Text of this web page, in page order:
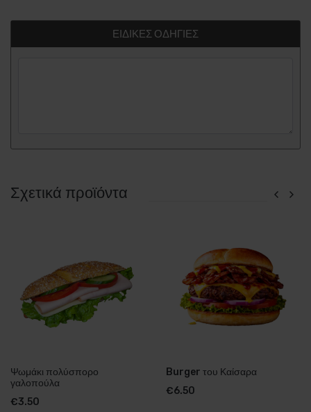
ΕΙΔΙΚΈΣ ΟΔΗΓΊΕΣ
Σχετικά προϊόντα
Ψωμάκι πολύσπορο
γαλοπούλα
€3.50
Burger του Καίσαρα
€6.50